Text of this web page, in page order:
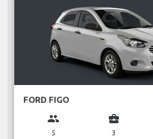
FORD FIGO
group
5
business_center
3